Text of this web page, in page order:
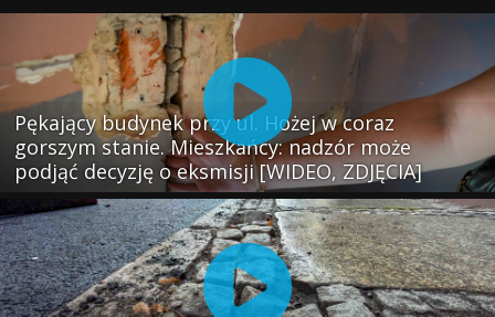
Pękający budynek przy ul. Hożej w coraz
gorszym stanie. Mieszkańcy: nadzór może
podjąć decyzję o eksmisji [WIDEO, ZDJĘCIA]